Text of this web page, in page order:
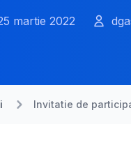
martie 2022
Invitatie de